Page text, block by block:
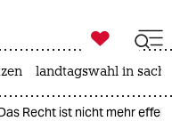

taz zahl ich
landtagswahl in
Recht ist nicht mehr